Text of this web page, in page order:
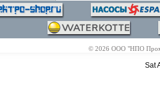
© 2026 ООО "НПО
Sat